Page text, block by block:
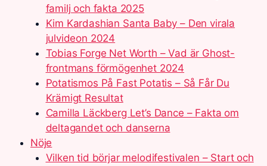
familj och fakta 2025
Kim Kardashian Santa Baby – Den virala
julvideon 2024
Tobias Forge Net Worth – Vad är Ghost-
frontmans förmögenhet 2024
Potatismos På Fast Potatis – Så Får Du
Krämigt Resultat
Camilla Läckberg Let’s Dance – Fakta om
deltagandet och danserna
Nöje
Vilken tid börjar melodifestivalen – Start och